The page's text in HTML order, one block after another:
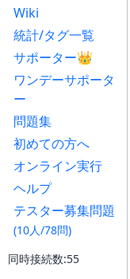
Wiki
統計/タグ一覧
サポーター👑
ワンデーサポータ
ー
問題集
初めての方へ
オンライン実行
ヘルプ
テスター募集問題
(10人/78問)
同時接続数:55